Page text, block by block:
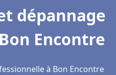
dépannage
Encontre
à Bon Encontre